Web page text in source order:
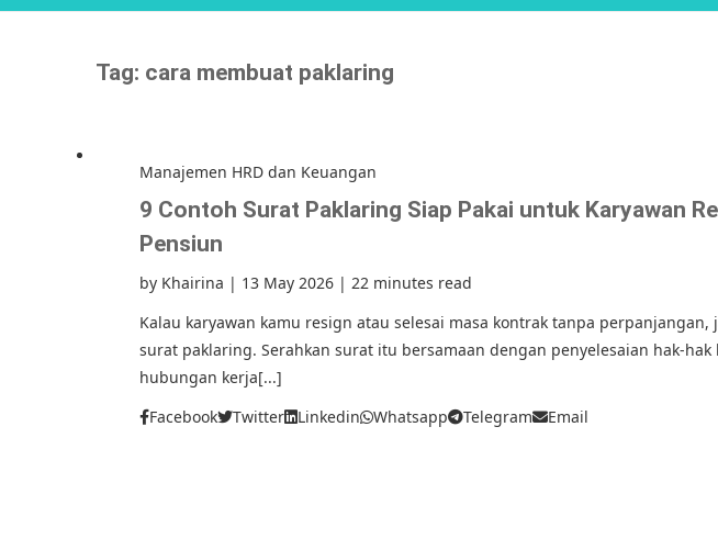
Tag: cara membuat paklaring
Manajemen HRD dan Keuangan
9 Contoh Surat Paklaring Siap Pakai untuk Karyawan
Pensiun
by Khairina | 13 May 2026 | 22 minutes read
Kalau karyawan kamu resign atau selesai masa kontrak tanpa
surat paklaring. Serahkan surat itu bersamaan dengan penyelesaian hak-hak
hubungan kerja[...]
Facebook
Twitter Linkedin Whatsapp Telegram Email